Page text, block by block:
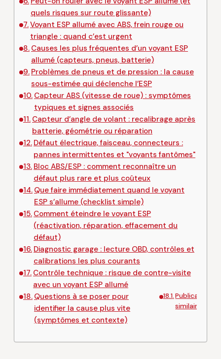
quels risques sur route glissante)
Voyant ESP allumé avec ABS, frein rouge ou
triangle : quand c’est urgent
Causes les plus fréquentes d’un voyant ESP
allumé (capteurs, pneus, batterie)
Problèmes de pneus et de pression : la cause
sous-estimée qui déclenche l’ESP
Capteur ABS (vitesse de roue) : symptômes
typiques et signes associés
Capteur d’angle de volant : recalibrage après
batterie, géométrie ou réparation
Défaut électrique, faisceau, connecteurs :
pannes intermittentes et "voyants fantômes"
Bloc ABS/ESP : comment reconnaître un
défaut plus rare et plus coûteux
Que faire immédiatement quand le voyant
ESP s’allume (checklist simple)
Comment éteindre le voyant ESP
(réactivation, réparation, effacement du
défaut)
Diagnostic garage : lecture OBD, contrôles et
calibrations les plus courants
Contrôle technique : risque de contre-visite
avec un voyant ESP allumé
Questions à se poser pour
identifier la cause plus vite
(symptômes et contexte)
Publications
similaires :